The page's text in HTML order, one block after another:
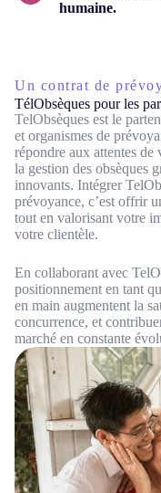
humaine.
Un contrat de
TélObsèques pour les
TelObsèques est le
et organismes de
répondre aux attentes
la gestion des obsèques
innovants. Intégrer
prévoyance, c’est offrir
tout en valorisant votre
votre clientèle.
En collaborant avec
positionnement en tant
en main augmentent la
concurrence, et
marché en constante